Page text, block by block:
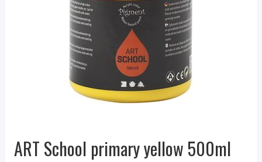
ART School primary yellow 500ml